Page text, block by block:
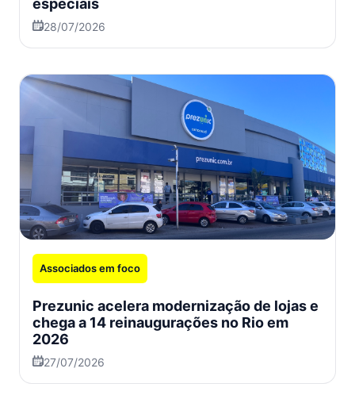
28/07/2026
Associados em foco
Prezunic acelera modernização de lojas e
chega a 14 reinaugurações no Rio em
2026
27/07/2026